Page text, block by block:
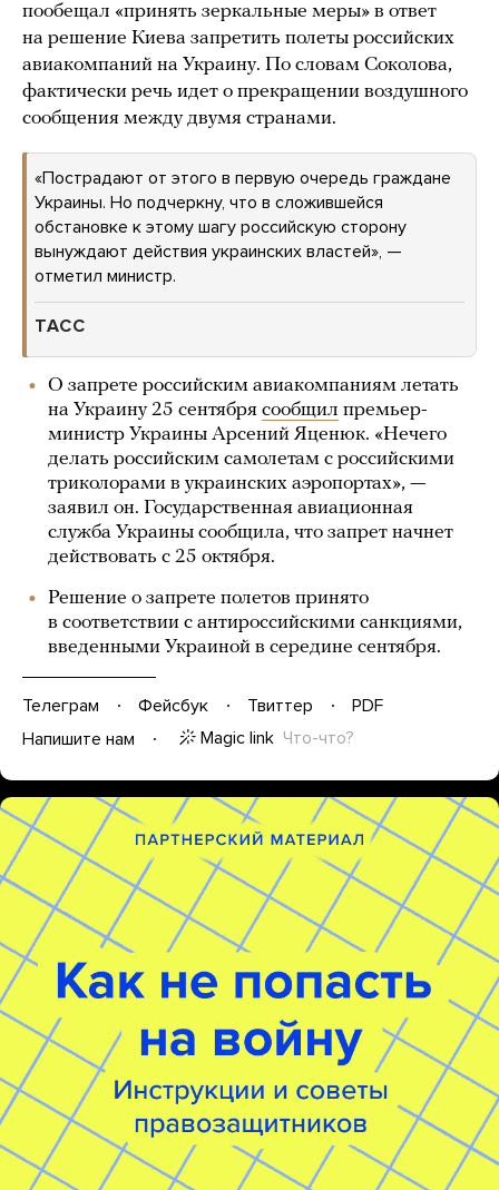
пообещал «принять зеркальные меры» в ответ
на решение Киева запретить полеты российских
авиакомпаний на Украину. По словам Соколова,
фактически речь идет о прекращении воздушного
сообщения между двумя странами.
«Пострадают от этого в первую очередь граждане
Украины. Но подчеркну, что в сложившейся
обстановке к этому шагу российскую сторону
вынуждают действия украинских властей», —
отметил министр.
ТАСС
О запрете российским авиакомпаниям летать
на Украину 25 сентября сообщил премьер-
министр Украины Арсений Яценюк. «Нечего
делать российским самолетам с российскими
триколорами в украинских аэропортах», —
заявил он. Государственная авиационная
служба Украины сообщила, что запрет начнет
действовать с 25 октября.
Решение о запрете полетов принято
в соответствии с антироссийскими санкциями,
введенными Украиной в середине сентября.
Телеграм Фейсбук Твиттер
PDF
Напишите нам
Magic link Что-что?